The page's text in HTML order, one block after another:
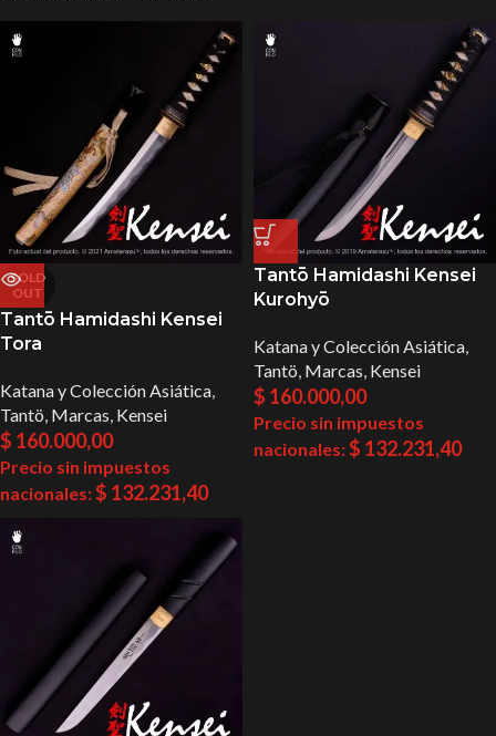
SOLD
OUT
Tantō Hamidashi Kensei
Tora
Katana y Colección Asiática,
Tantö, Marcas, Kensei
$ 160.000,00
Precio sin impuestos
nacionales:$ 132.231,40
Tantō Hamidashi Kensei
Kurohyō
Katana y Colección Asiática,
Tantö, Marcas, Kensei
$ 160.000,00
Precio sin impuestos
nacionales:$ 132.231,40